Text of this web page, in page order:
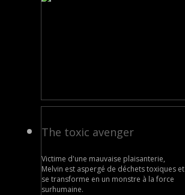
The toxic avenger
Victime d'une mauvaise plaisanterie,
Melvin est aspergé de déchets toxiques et
se transforme en un monstre à la force
surhumaine.